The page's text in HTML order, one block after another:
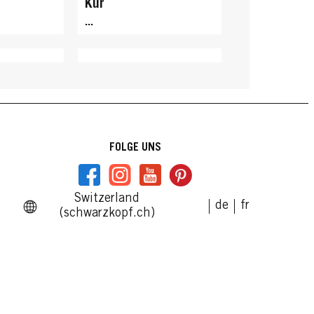
Kur
...
FOLGE UNS
Switzerland
(schwarzkopf.ch)
de fr